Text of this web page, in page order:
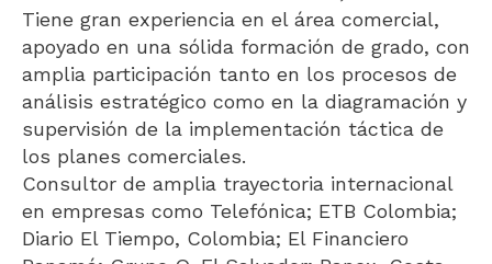
Tiene gran experiencia en el área comercial,
apoyado en una sólida formación de grado, con
amplia participación tanto en los procesos de
análisis estratégico como en la diagramación y
supervisión de la implementación táctica de
los planes comerciales.
Consultor de amplia trayectoria internacional
en empresas como Telefónica; ETB Colombia;
Diario El Tiempo, Colombia; El Financiero